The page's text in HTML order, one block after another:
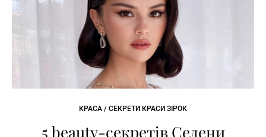
КРАСА / СЕКРЕТИ КРАСИ ЗІРОК
5 beauty-секретів Селени